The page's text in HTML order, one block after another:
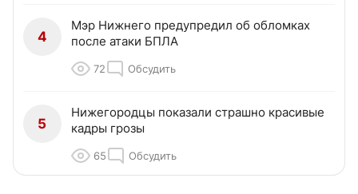
4
Мэр Нижнего предупредил об обломках
после атаки БПЛА
72 Обсудить
5
Нижегородцы показали страшно красивые
кадры грозы
65 Обсудить